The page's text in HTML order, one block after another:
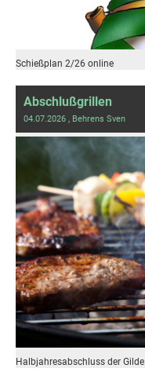
Schießplan 2/26 online
Abschlußgrillen
04.07.2026 , Behrens Sven
Halbjahresabschluss der Gilde